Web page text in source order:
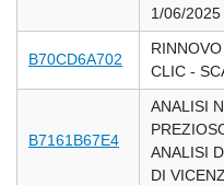
1/06/2025
B70CD6A702
CLIC -
B7161B67E4
ANALISI
ANALISI
DI